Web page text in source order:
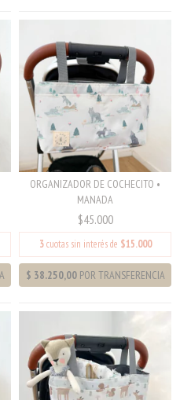
ORGANIZADOR DE COCHECITO •
MANADA
$45.000
3cuotas sin interés de $15.000